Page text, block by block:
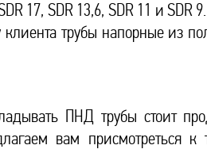
17, SDR 13,6, SDR 11 и
клиента трубы напорные из
ПНД трубы стоит
вам присмотреться